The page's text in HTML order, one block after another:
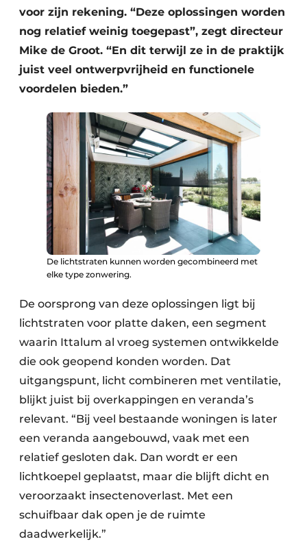
voor zijn rekening. “Deze oplossingen worden
nog relatief weinig toegepast”, zegt directeur
Mike de Groot. “En dit terwijl ze in de praktijk
juist veel ontwerpvrijheid en functionele
voordelen bieden.”
De lichtstraten kunnen worden gecombineerd met
elke type zonwering.
De oorsprong van deze oplossingen ligt bij
lichtstraten voor platte daken, een segment
waarin Ittalum al vroeg systemen ontwikkelde
die ook geopend konden worden. Dat
uitgangspunt, licht combineren met ventilatie,
blijkt juist bij overkappingen en veranda’s
relevant. “Bij veel bestaande woningen is later
een veranda aangebouwd, vaak met een
relatief gesloten dak. Dan wordt er een
lichtkoepel geplaatst, maar die blijft dicht en
veroorzaakt insectenoverlast. Met een
schuifbaar dak open je de ruimte
daadwerkelijk.”